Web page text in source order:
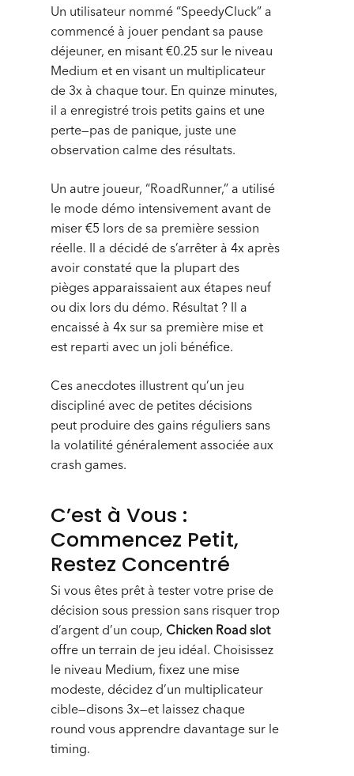
Un utilisateur nommé “SpeedyCluck” a
commencé à jouer pendant sa pause
déjeuner, en misant €0.25 sur le niveau
Medium et en visant un multiplicateur
de 3x à chaque tour. En quinze minutes,
il a enregistré trois petits gains et une
perte—pas de panique, juste une
observation calme des résultats.
Un autre joueur, “RoadRunner,” a utilisé
le mode démo intensivement avant de
miser €5 lors de sa première session
réelle. Il a décidé de s’arrêter à 4x après
avoir constaté que la plupart des
pièges apparaissaient aux étapes neuf
ou dix lors du démo. Résultat ? Il a
encaissé à 4x sur sa première mise et
est reparti avec un joli bénéfice.
Ces anecdotes illustrent qu’un jeu
discipliné avec de petites décisions
peut produire des gains réguliers sans
la volatilité généralement associée aux
crash games.
C’est à Vous :
Commencez Petit,
Restez Concentré
Si vous êtes prêt à tester votre prise de
décision sous pression sans risquer trop
d’argent d’un coup, Chicken Road slot
offre un terrain de jeu idéal. Choisissez
le niveau Medium, fixez une mise
modeste, décidez d’un multiplicateur
cible—disons 3x—et laissez chaque
round vous apprendre davantage sur le
timing.